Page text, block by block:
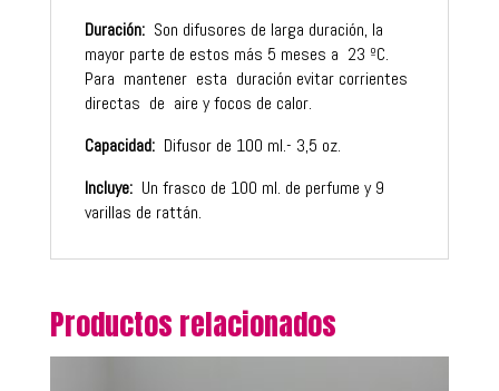
Duración:Son difusores de larga duración, la
mayor parte de estos más 5 meses a 23 ºC.
Para mantener esta duración evitar corrientes
directas de aire y focos de calor.
Capacidad: Difusor de 100 ml.- 3,5 oz.
Incluye:Un frasco de 100 ml. de perfume y 9
varillas de rattán.
Productos relacionados